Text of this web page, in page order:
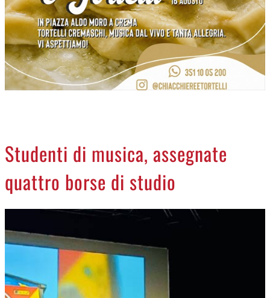
NECROLOGI
ACCEDI
Studenti di musica, assegnate
quattro borse di studio